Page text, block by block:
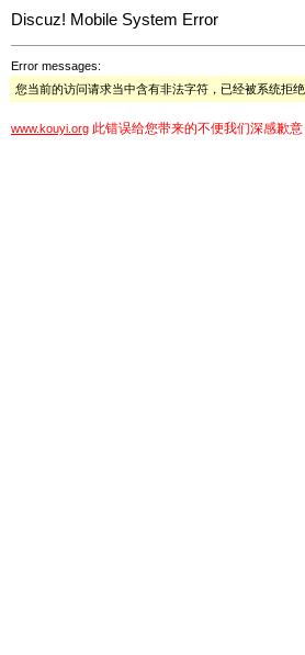
Discuz! Mobile System Error
Error messages:
您当前的访问请求当中含有非法字符，已经被系统拒绝
www.kouyi.org 此错误给您带来的不便我们深感歉意